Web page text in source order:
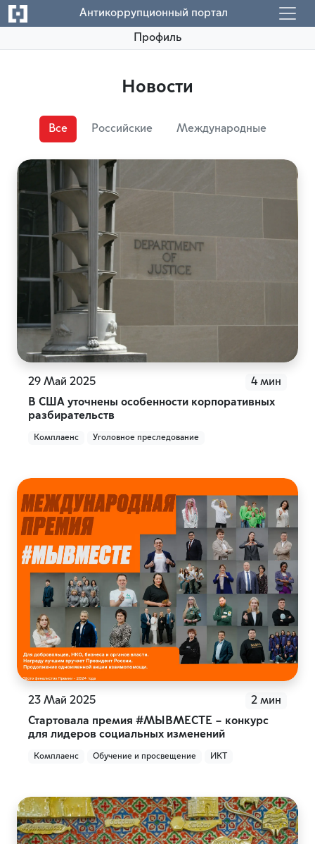
Антикоррупционный портал
Профиль
Новости
Все Российские Международные
29 Май 2025
4 мин
В США уточнены особенности корпоративных
разбирательств
Комплаенс Уголовное преследование
23 Май 2025
2 мин
Стартовала премия #МЫВМЕСТЕ – конкурс
для лидеров социальных изменений
Комплаенс Обучение и просвещение ИКТ